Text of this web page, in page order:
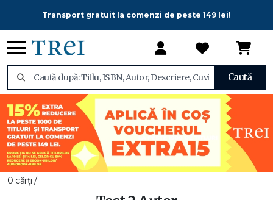
Transport gratuit la comenzi de peste 149 lei!
Caută
0 cărți /